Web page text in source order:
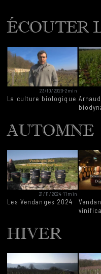
ÉCOUTER
23/10/2020-2min
La culture biologique
AUTOMNE
21/11/2024-11min
Les Vendanges 2024
HIVER